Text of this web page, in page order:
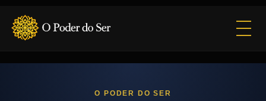
Abrir
O PODER DO SER